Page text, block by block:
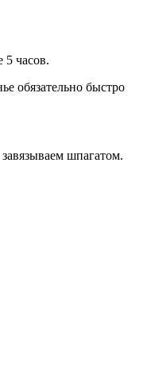
5 часов.
обязательно быстро
шпагатом.